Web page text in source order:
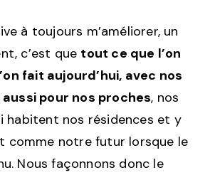
à toujours m’améliorer, un
c’est que tout ce que l’on
fait aujourd’hui, avec nos
aussi pour nos proches, nos
habitent nos résidences et y
comme notre futur lorsque le
Nous façonnons donc le